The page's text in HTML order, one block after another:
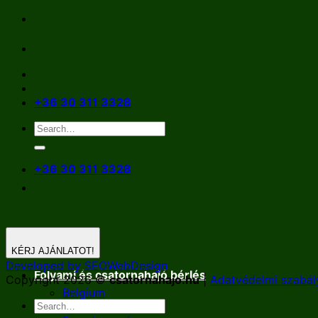
Skip
content
+36 30 311 3328
+36 30 311 3328
Folyami és csatornahajó bérlés
Belgium
Németország
KÉRJ AJÁNLATOT!
Developed by SEOWebDesign
Copyright 2026 ©csatornahajo.hu| Adatvédelmi